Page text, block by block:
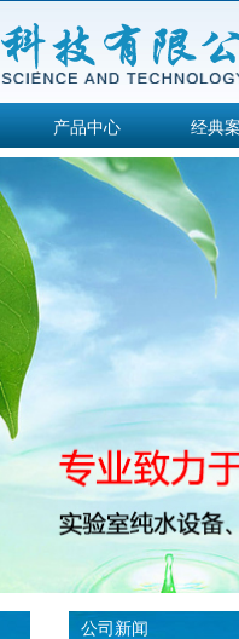
产品中心 经典
公司新闻